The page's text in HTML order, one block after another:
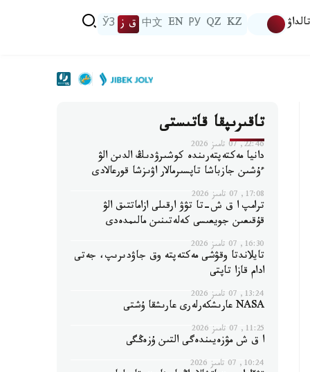
تالداۋ KZ
QZ
РУ
EN
中文 ق ز ЎЗ
تاقىرىپقا قاتىستى
22:46, 07 تامىز 2026
دانيا مەكتەپتەرىندە كوشىرۋدىڭ الدىن الۋ
ءۇشىن جازباشا تاپسىرمالار اۋىزشا قورعالادى
17:08, 07 تامىز 2026
ترامپ ا ق ش-تا تۋۋ ارقىلى ازاماتتىق الۋ
قۇقىعىن جويعىسى كەلەتىنىن مالىمدەدى
16:30, 07 تامىز 2026
تايلاندتا وقۋشى مەكتەپتە وق جاۋدىرىپ، جەتى
ادام قازا تاپتى
13:24, 07 تامىز 2026
NASA عارىشكەرلەرى عارىشقا ۇشتى
11:25, 07 تامىز 2026
ا ق ش مۋزەيىندەگى التىن ۇزەڭگى
10:24, 07 تامىز 2026